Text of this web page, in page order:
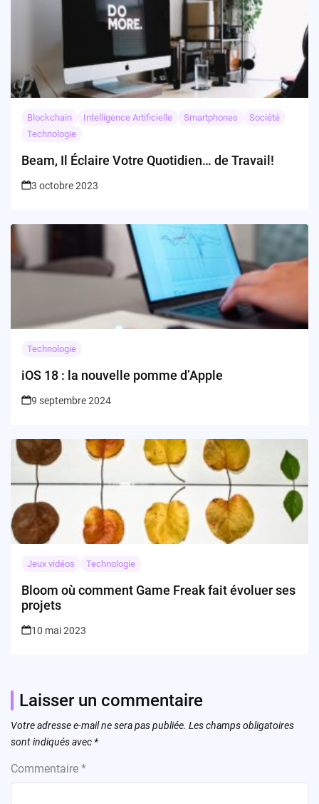
Blockchain Intelligence Artificielle Smartphones
Société
Technologie
Beam, Il Éclaire Votre Quotidien… de Travail!
3 octobre 2023
Technologie
iOS 18 : la nouvelle pomme d’Apple
9 septembre 2024
Jeux vidéos Technologie
Bloom où comment Game Freak fait évoluer ses
projets
10 mai 2023
Laisser un commentaire
Votre adresse e-mail ne sera pas publiée. Les champs obligatoires
sont indiqués avec *
Commentaire *